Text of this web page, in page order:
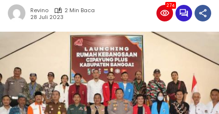
Revino
2 Min Baca
28 Juli 2023
274